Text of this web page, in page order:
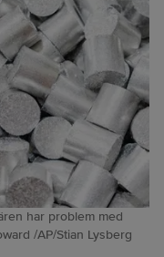
har problem med
/AP/Stian Lysberg